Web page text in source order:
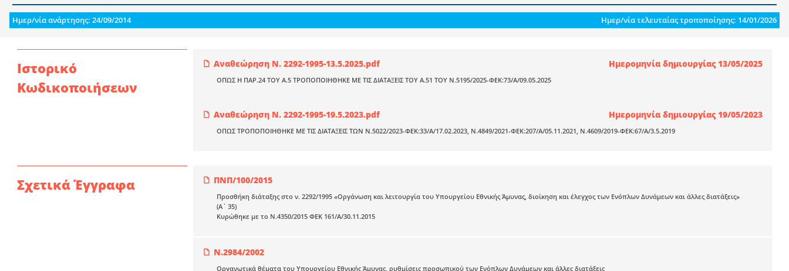
Ημερ/νία ανάρτησης: 24/09/2014 Ημερ/νία τελευταίας τροποποίησης: 14/01/2026
Ιστορικό
Κωδικοποιήσεων
Αναθεώρηση Ν. 2292-1995-13.5.2025.pdf Ημερομηνία δημιουργίας 13/05/2025
ΟΠΩΣ Η ΠΑΡ.24 ΤΟΥ Α.5 ΤΡΟΠΟΠΟΙΗΘΗΚΕ ΜΕ ΤΙΣ ΔΙΑΤΑΞΕΙΣ ΤΟΥ Α.51 ΤΟΥ Ν.5195/2025-ΦΕΚ:73/Α/09.05.2025
Αναθεώρηση Ν. 2292-1995-19.5.2023.pdf Ημερομηνία δημιουργίας 19/05/2023
ΟΠΩΣ ΤΡΟΠΟΠΟΙΗΘΗΚΕ ΜΕ ΤΙΣ ΔΙΑΤΑΞΕΙΣ ΤΩΝ Ν.5022/2023-ΦΕΚ:33/Α/17.02.2023, Ν.4849/2021-ΦΕΚ:207/Α/05.11.2021, Ν.4609/2019-ΦΕΚ:67/Α/3.5.2019
Σχετικά Έγγραφα ΠΝΠ/100/2015
Προσθήκη διάταξης στο ν. 2292/1995 «Οργάνωση και λειτουργία του Υπουργείου Εθνικής Άμυνας, διοίκηση και έλεγχος των Ενόπλων Δυνάμεων και άλλες διατάξεις»
(Α΄ 35)
Κυρώθηκε με το Ν.4350/2015 ΦΕΚ 161/Α/30.11.2015
Ν.2984/2002
Οργανωτικά θέματα του Υπουργείου Εθνικής Άμυνας, ρυθμίσεις προσωπικού των Ενόπλων Δυνάμεων και άλλες διατάξεις